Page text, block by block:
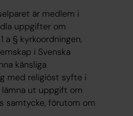
är medlem i
uppgifter om
a § kyrkoordningen,
i Svenska
känsliga
med religiöst syfte i
ut uppgift om
samtycke, förutom om